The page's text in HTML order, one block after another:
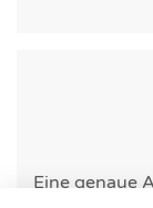
Eine genaue